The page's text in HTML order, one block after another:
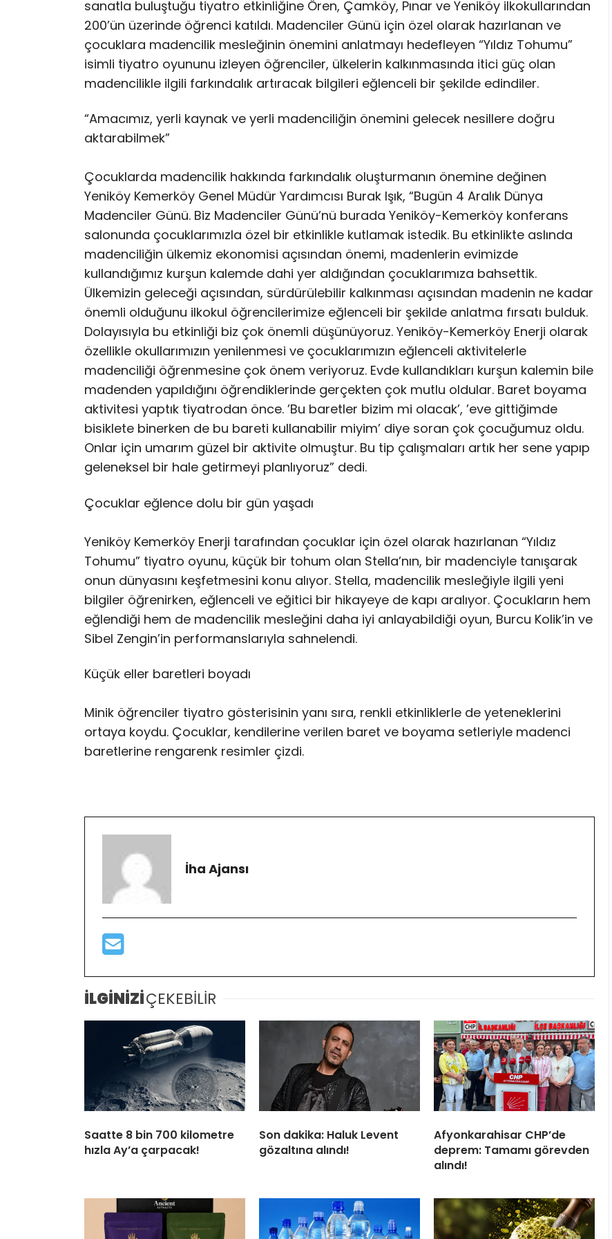
sanatla buluştuğu tiyatro etkinliğine Ören, Çamköy, Pınar ve Yeniköy ilkokullarından
200’ün üzerinde öğrenci katıldı. Madenciler Günü için özel olarak hazırlanan ve
çocuklara madencilik mesleğinin önemini anlatmayı hedefleyen “Yıldız Tohumu”
isimli tiyatro oyununu izleyen öğrenciler, ülkelerin kalkınmasında itici güç olan
madencilikle ilgili farkındalık artıracak bilgileri eğlenceli bir şekilde edindiler.
“Amacımız, yerli kaynak ve yerli madenciliğin önemini gelecek nesillere doğru
aktarabilmek”
Çocuklarda madencilik hakkında farkındalık oluşturmanın önemine değinen
Yeniköy Kemerköy Genel Müdür Yardımcısı Burak Işık, “Bugün 4 Aralık Dünya
Madenciler Günü. Biz Madenciler Günü’nü burada Yeniköy-Kemerköy konferans
salonunda çocuklarımızla özel bir etkinlikle kutlamak istedik. Bu etkinlikte aslında
madenciliğin ülkemiz ekonomisi açısından önemi, madenlerin evimizde
kullandığımız kurşun kalemde dahi yer aldığından çocuklarımıza bahsettik.
Ülkemizin geleceği açısından, sürdürülebilir kalkınması açısından madenin ne kadar
önemli olduğunu ilkokul öğrencilerimize eğlenceli bir şekilde anlatma fırsatı bulduk.
Dolayısıyla bu etkinliği biz çok önemli düşünüyoruz. Yeniköy-Kemerköy Enerji olarak
özellikle okullarımızın yenilenmesi ve çocuklarımızın eğlenceli aktivitelerle
madenciliği öğrenmesine çok önem veriyoruz. Evde kullandıkları kurşun kalemin bile
madenden yapıldığını öğrendiklerinde gerçekten çok mutlu oldular. Baret boyama
aktivitesi yaptık tiyatrodan önce. ’Bu baretler bizim mi olacak’, ’eve gittiğimde
bisiklete binerken de bu bareti kullanabilir miyim’ diye soran çok çocuğumuz oldu.
Onlar için umarım güzel bir aktivite olmuştur. Bu tip çalışmaları artık her sene yapıp
geleneksel bir hale getirmeyi planlıyoruz” dedi.
Çocuklar eğlence dolu bir gün yaşadı
Yeniköy Kemerköy Enerji tarafından çocuklar için özel olarak hazırlanan “Yıldız
Tohumu” tiyatro oyunu, küçük bir tohum olan Stella’nın, bir madenciyle tanışarak
onun dünyasını keşfetmesini konu alıyor. Stella, madencilik mesleğiyle ilgili yeni
bilgiler öğrenirken, eğlenceli ve eğitici bir hikayeye de kapı aralıyor. Çocukların hem
eğlendiği hem de madencilik mesleğini daha iyi anlayabildiği oyun, Burcu Kolik’in ve
Sibel Zengin’in performanslarıyla sahnelendi.
Küçük eller baretleri boyadı
Minik öğrenciler tiyatro gösterisinin yanı sıra, renkli etkinliklerle de yeteneklerini
ortaya koydu. Çocuklar, kendilerine verilen baret ve boyama setleriyle madenci
baretlerine rengarenk resimler çizdi.
İha Ajansı
İLGİNİZİÇEKEBİLİR
Saatte 8 bin 700 kilometre
hızla Ay’a çarpacak!
Son dakika: Haluk Levent
gözaltına alındı!
Afyonkarahisar CHP’de
deprem: Tamamı görevden
alındı!